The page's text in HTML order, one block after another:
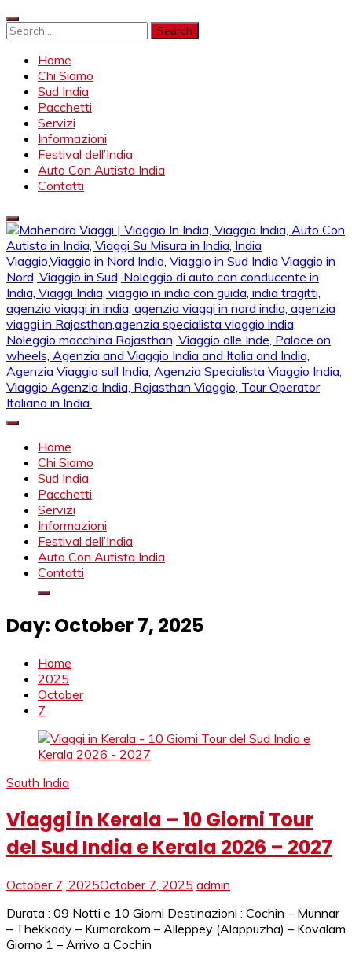
Skip
to
Search
Home
Chi Siamo
Sud India
Pacchetti
Servizi
Informazioni
Festival dell’India
Auto Con Autista India
Contatti
Autista in India, Viaggi Su Misura in India, India Viaggio,Viaggio
in Nord India, Viaggio in Sud India Viaggio in Nord, Viaggio in
Sud, Noleggio di auto con conducente in India, Viaggi India,
viaggio in india con guida, india tragitti, agenzia viaggi in india,
agenzia viaggi in nord india, agenzia viaggi in
Rajasthan,agenzia specialista viaggio india, Noleggio
macchina Rajasthan, Viaggio alle Inde, Palace on wheels,
Agenzia and Viaggio India and Italia and India, Agenzia
Viaggio sull India, Agenzia Specialista Viaggio India, Viaggio
Agenzia India, Rajasthan Viaggio, Tour Operator Italiano in
Home
Chi Siamo
Sud India
Pacchetti
Servizi
Informazioni
Festival dell’India
Auto Con Autista India
Contatti
Day: October 7, 2025
Home
2025
October
7
South India
Viaggi in Kerala – 10 Giorni Tour
del Sud India e Kerala 2026 – 2027
October 7, 2025October 7, 2025 admin
Durata : 09 Notti e 10 Giorni Destinazioni : Cochin – Munnar
– Thekkady – Kumarakom – Alleppey (Alappuzha) – Kovalam
Giorno 1 – Arrivo a Cochin